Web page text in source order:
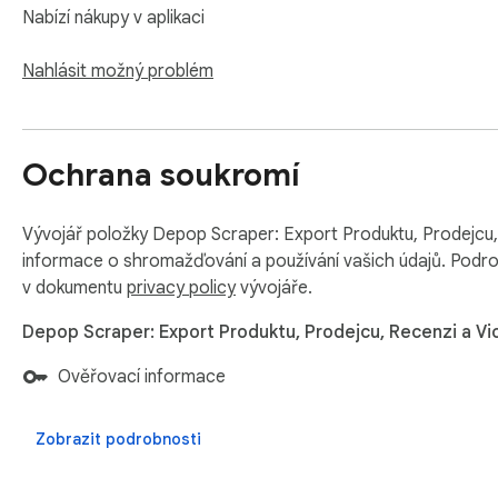
Page Watcher lets you track changes on any Depop page
Batch Processing
result pages. The extension processes each URL in
Export Formats
This extension is ideal for resellers tracking competitor
analyzing secondhand trends. Use it to gather Depop
Nabízí nákupy v aplikaci
Nahlásit možný problém
Ochrana soukromí
Vývojář položky Depop Scraper: Export Produktu,
informace o shromažďování a používání vašich údajů.
v dokumentu privacy policyvývojáře.
Depop Scraper: Export Produktu, Prodejcu, Recenzi a
Ověřovací informace
Zobrazit podrobnosti